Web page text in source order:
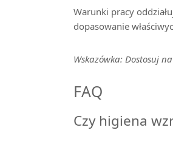
Warunki pracy
dopasowanie
Wskazówka: Dostosuj
FAQ
Czy higiena